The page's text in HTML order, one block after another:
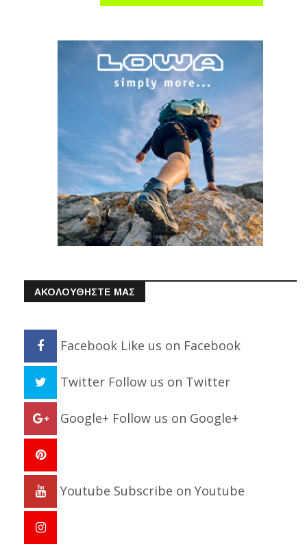
ΑΚΟΛΟΥΘΗΣΤΕ ΜΑΣ
Facebook Like us on Facebook
Twitter Follow us on Twitter
Google+ Follow us on Google+
Youtube Subscribe on Youtube